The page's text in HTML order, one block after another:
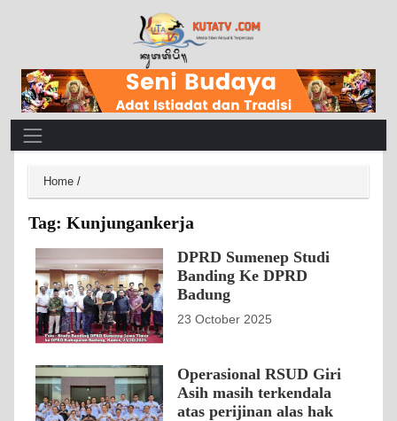
Main Navigation
Home /
Tag: Kunjungankerja
DPRD Sumenep Studi
Banding Ke DPRD
Badung
23 October 2025
Operasional RSUD Giri
Asih masih terkendala
atas perijinan alas hak